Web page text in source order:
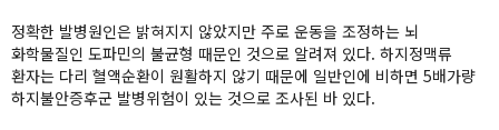
정확한 발병원인은 밝혀지지 않았지만 주로 운동을 조정하는 뇌
화학물질인 도파민의 불균형 때문인 것으로 알려져 있다. 하지정맥류
환자는 다리 혈액순환이 원활하지 않기 때문에 일반인에 비하면 5배가량
하지불안증후군 발병위험이 있는 것으로 조사된 바 있다.